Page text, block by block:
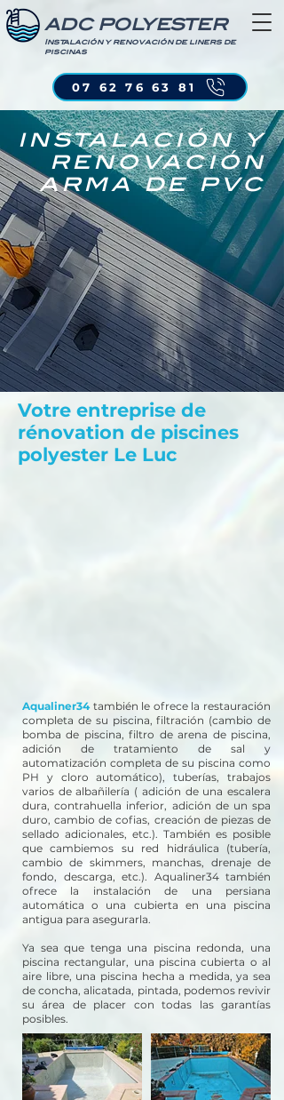
ADC POLYESTER
Instalación y renovación de liners de
piscinas
07 62 76 63 81
instalación y
renovación
arma de pvc
Votre entreprise de
rénovation de piscines
polyester Le Luc
Aqualiner34también le ofrece la restauración
completa de su piscina, filtración (cambio de
bomba de piscina, filtro de arena de piscina,
adición de tratamiento de sal y
automatización completa de su piscina como
PH y cloro automático), tuberías, trabajos
varios de albañilería ( adición de una escalera
dura, contrahuella inferior, adición de un spa
duro, cambio de cofias, creación de piezas de
sellado adicionales, etc.). También es posible
que cambiemos su red hidráulica (tubería,
cambio de skimmers, manchas, drenaje de
fondo, descarga, etc.). Aqualiner34 también
ofrece la instalación de una persiana
automática o una cubierta en una piscina
antigua para asegurarla.
Ya sea que tenga una piscina redonda, una
piscina rectangular, una piscina cubierta o al
aire libre, una piscina hecha a medida, ya sea
de concha, alicatada, pintada, podemos revivir
su área de placer con todas las garantías
posibles.